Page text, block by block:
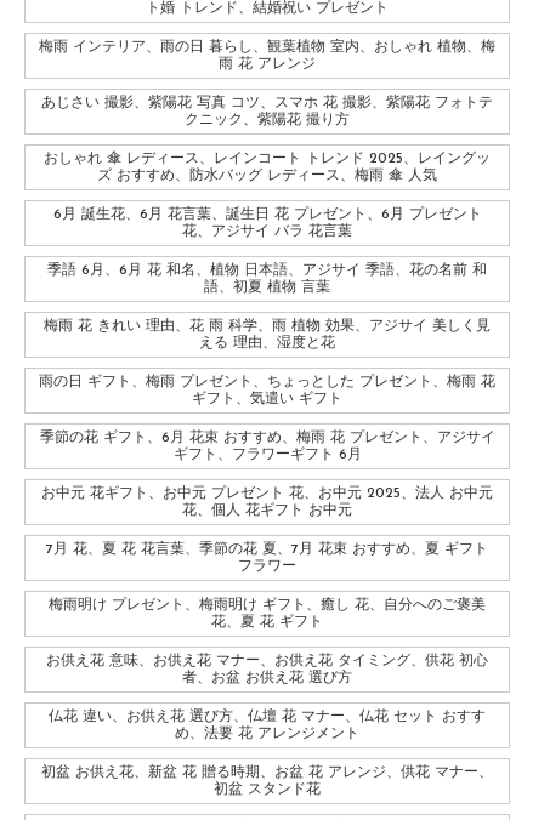
ト婚 トレンド、結婚祝い プレゼント
梅雨 インテリア、雨の日 暮らし、観葉植物 室内、おしゃれ 植物、梅
雨 花 アレンジ
あじさい 撮影、紫陽花 写真 コツ、スマホ 花 撮影、紫陽花 フォトテ
クニック、紫陽花 撮り方
おしゃれ 傘 レディース、レインコート トレンド 2025、レイングッ
ズ おすすめ、防水バッグ レディース、梅雨 傘 人気
6月 誕生花、6月 花言葉、誕生日 花 プレゼント、6月 プレゼント
花、アジサイ バラ 花言葉
季語 6月、6月 花 和名、植物 日本語、アジサイ 季語、花の名前 和
語、初夏 植物 言葉
梅雨 花 きれい 理由、花 雨 科学、雨 植物 効果、アジサイ 美しく見
える 理由、湿度と花
雨の日 ギフト、梅雨 プレゼント、ちょっとした プレゼント、梅雨 花
ギフト、気遣い ギフト
季節の花 ギフト、6月 花束 おすすめ、梅雨 花 プレゼント、アジサイ
ギフト、フラワーギフト 6月
お中元 花ギフト、お中元 プレゼント 花、お中元 2025、法人 お中元
花、個人 花ギフト お中元
7月 花、夏 花 花言葉、季節の花 夏、7月 花束 おすすめ、夏 ギフト
フラワー
梅雨明け プレゼント、梅雨明け ギフト、癒し 花、自分へのご褒美
花、夏 花 ギフト
お供え花 意味、お供え花 マナー、お供え花 タイミング、供花 初心
者、お盆 お供え花 選び方
仏花 違い、お供え花 選び方、仏壇 花 マナー、仏花 セット おすす
め、法要 花 アレンジメント
初盆 お供え花、新盆 花 贈る時期、お盆 花 アレンジ、供花 マナー、
初盆 スタンド花